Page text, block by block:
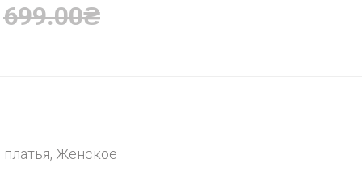
699.00₴
, Женское